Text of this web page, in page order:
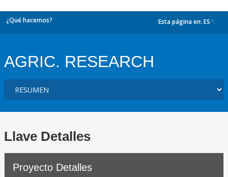
¿Qué hacemos? Esta página en: ES
AGRIC. RESEARCH
Llave Detalles
Proyecto Detalles